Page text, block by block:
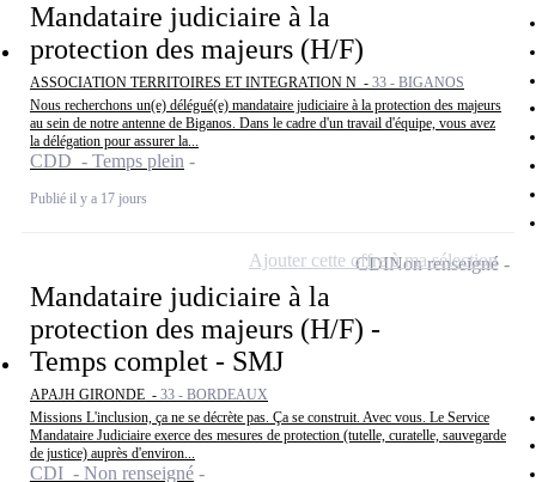
Mandataire judiciaire à la
protection des majeurs (H/F)
ASSOCIATION TERRITOIRES ET INTEGRATION N - 33 - BIGANOS
Nous recherchons un(e) délégué(e) mandataire judiciaire à la protection des majeurs
au sein de notre antenne de Biganos. Dans le cadre d'un travail d'équipe, vous avez
la délégation pour assurer la...
CDD - Temps plein
Publié il y a 17 jours
Mandataire judiciaire à la
protection des majeurs (H/F) -
Temps complet - SMJ
APAJH GIRONDE - 33 - BORDEAUX
Missions L'inclusion, ça ne se décrète pas. Ça se construit. Avec vous. Le Service
Mandataire Judiciaire exerce des mesures de protection (tutelle, curatelle, sauvegarde
de justice) auprès d'environ...
CDI - Non renseigné
CDINon renseigné
Ajouter cette offre à ma sélection